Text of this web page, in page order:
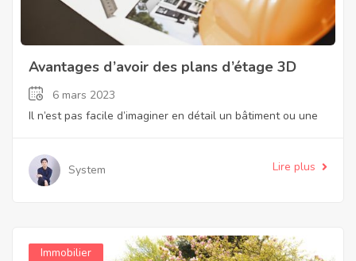
Avantages d’avoir des plans d’étage 3D
6 mars 2023
Il n’est pas facile d’imaginer en détail un bâtiment ou une
System Lire plus
Immobilier